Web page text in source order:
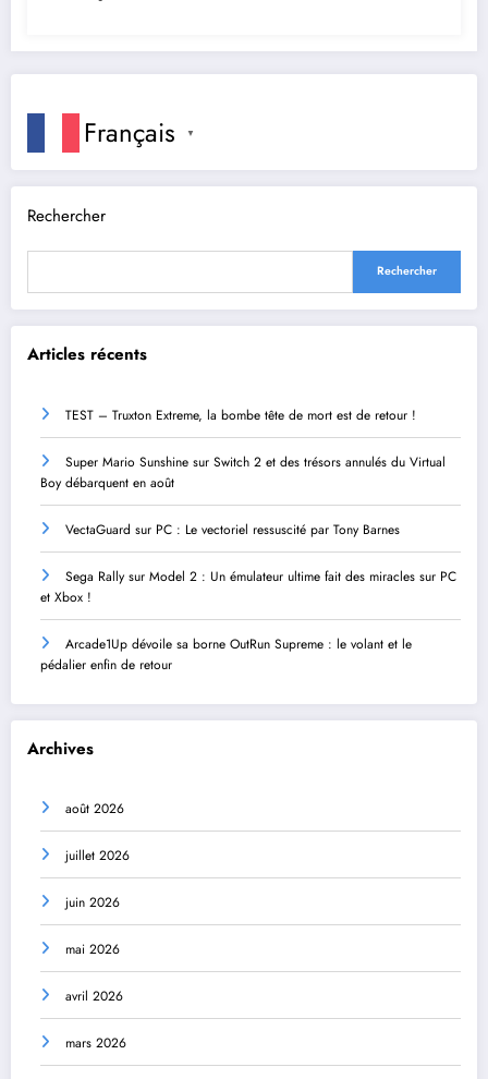
Français ▼
Rechercher
Rechercher
Articles récents
TEST – Truxton Extreme, la bombe tête de mort est de retour !
Super Mario Sunshine sur Switch 2 et des trésors annulés du Virtual
Boy débarquent en août
VectaGuard sur PC : Le vectoriel ressuscité par Tony Barnes
Sega Rally sur Model 2 : Un émulateur ultime fait des miracles sur PC
et Xbox !
Arcade1Up dévoile sa borne OutRun Supreme : le volant et le
pédalier enfin de retour
Archives
août 2026
juillet 2026
juin 2026
mai 2026
avril 2026
mars 2026